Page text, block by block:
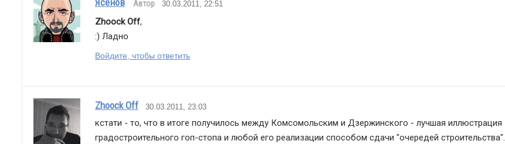
Ясенов Автор 30.03.2011, 22:51
Zhoock Off,
:) Ладно
Войдите, чтобы ответить
Zhoock Off 30.03.2011, 23:03
кстати - то, что в итоге получилось между Комсомольским и Дзержинского - лучшая иллюстрация
градостроительного гоп-стопа и любой его реализации способом сдачи "очередей строительства".